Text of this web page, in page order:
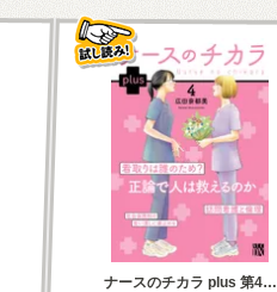
ナースのチカラ plus 第4…